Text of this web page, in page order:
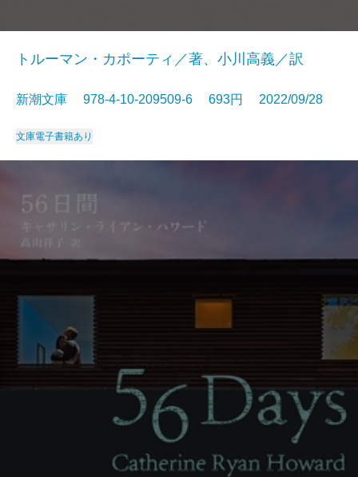
トルーマン・カポーティ／著、小川高義／訳
新潮文庫 978-4-10-209509-6 693円 2022/09/28
文庫電子書籍あり